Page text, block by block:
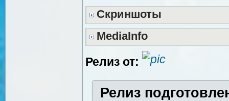
Скриншоты
MediaInfo
Релиз от:
Релиз